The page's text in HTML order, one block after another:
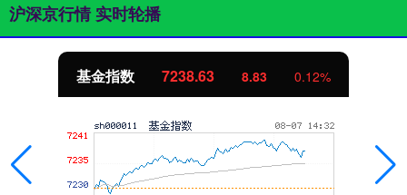
沪深京行情 实时轮播
基金指数 7238.63 8.83 0.12%